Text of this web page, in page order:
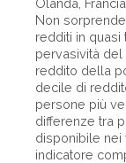
Olanda,
Non
redditi in quasi
pervasività
reddito della
decile di
persone più
differenze tra
disponibile nei
indicatore